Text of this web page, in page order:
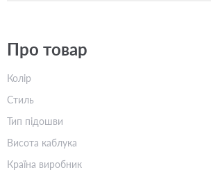
Про товар
Колір
Стиль
Тип підошви
Висота каблука
Країна виробник